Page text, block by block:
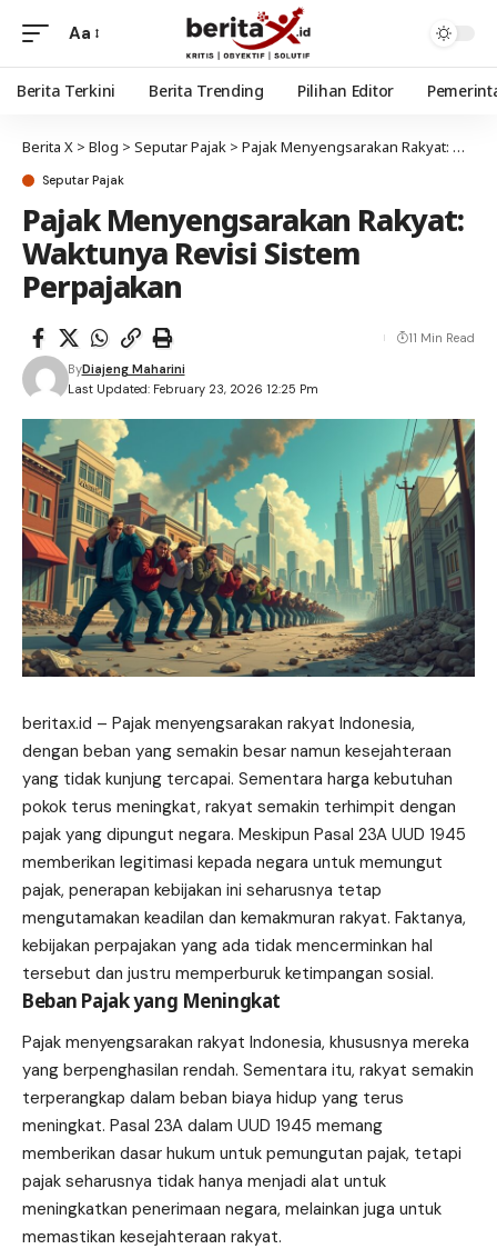
Aa
Berita Terkini Berita Trending Pilihan Editor
Berita X > Blog > Seputar Pajak > Pajak Menyengsarakan Rakyat: Waktunya Revisi Sistem Perpajakan
Seputar Pajak
Pajak Menyengsarakan Rakyat:
Waktunya Revisi Sistem
Perpajakan
Last Updated: February 23, 2026 12:25 Pm
ByDiajeng Maharini
11 Min Read
beritax.id – Pajak menyengsarakan rakyat Indonesia,
dengan beban yang semakin besar namun kesejahteraan
yang tidak kunjung tercapai. Sementara harga kebutuhan
pokok terus meningkat, rakyat semakin terhimpit dengan
pajak yang dipungut negara. Meskipun Pasal 23A UUD 1945
memberikan legitimasi kepada negara untuk memungut
pajak, penerapan kebijakan ini seharusnya tetap
mengutamakan keadilan dan kemakmuran rakyat. Faktanya,
kebijakan perpajakan yang ada tidak mencerminkan hal
tersebut dan justru memperburuk ketimpangan sosial.
Beban Pajak yang Meningkat
Pajak menyengsarakan rakyat Indonesia, khususnya mereka
yang berpenghasilan rendah. Sementara itu, rakyat semakin
terperangkap dalam beban biaya hidup yang terus
meningkat. Pasal 23A dalam UUD 1945 memang
memberikan dasar hukum untuk pemungutan pajak, tetapi
pajak seharusnya tidak hanya menjadi alat untuk
meningkatkan penerimaan negara, melainkan juga untuk
memastikan kesejahteraan rakyat.